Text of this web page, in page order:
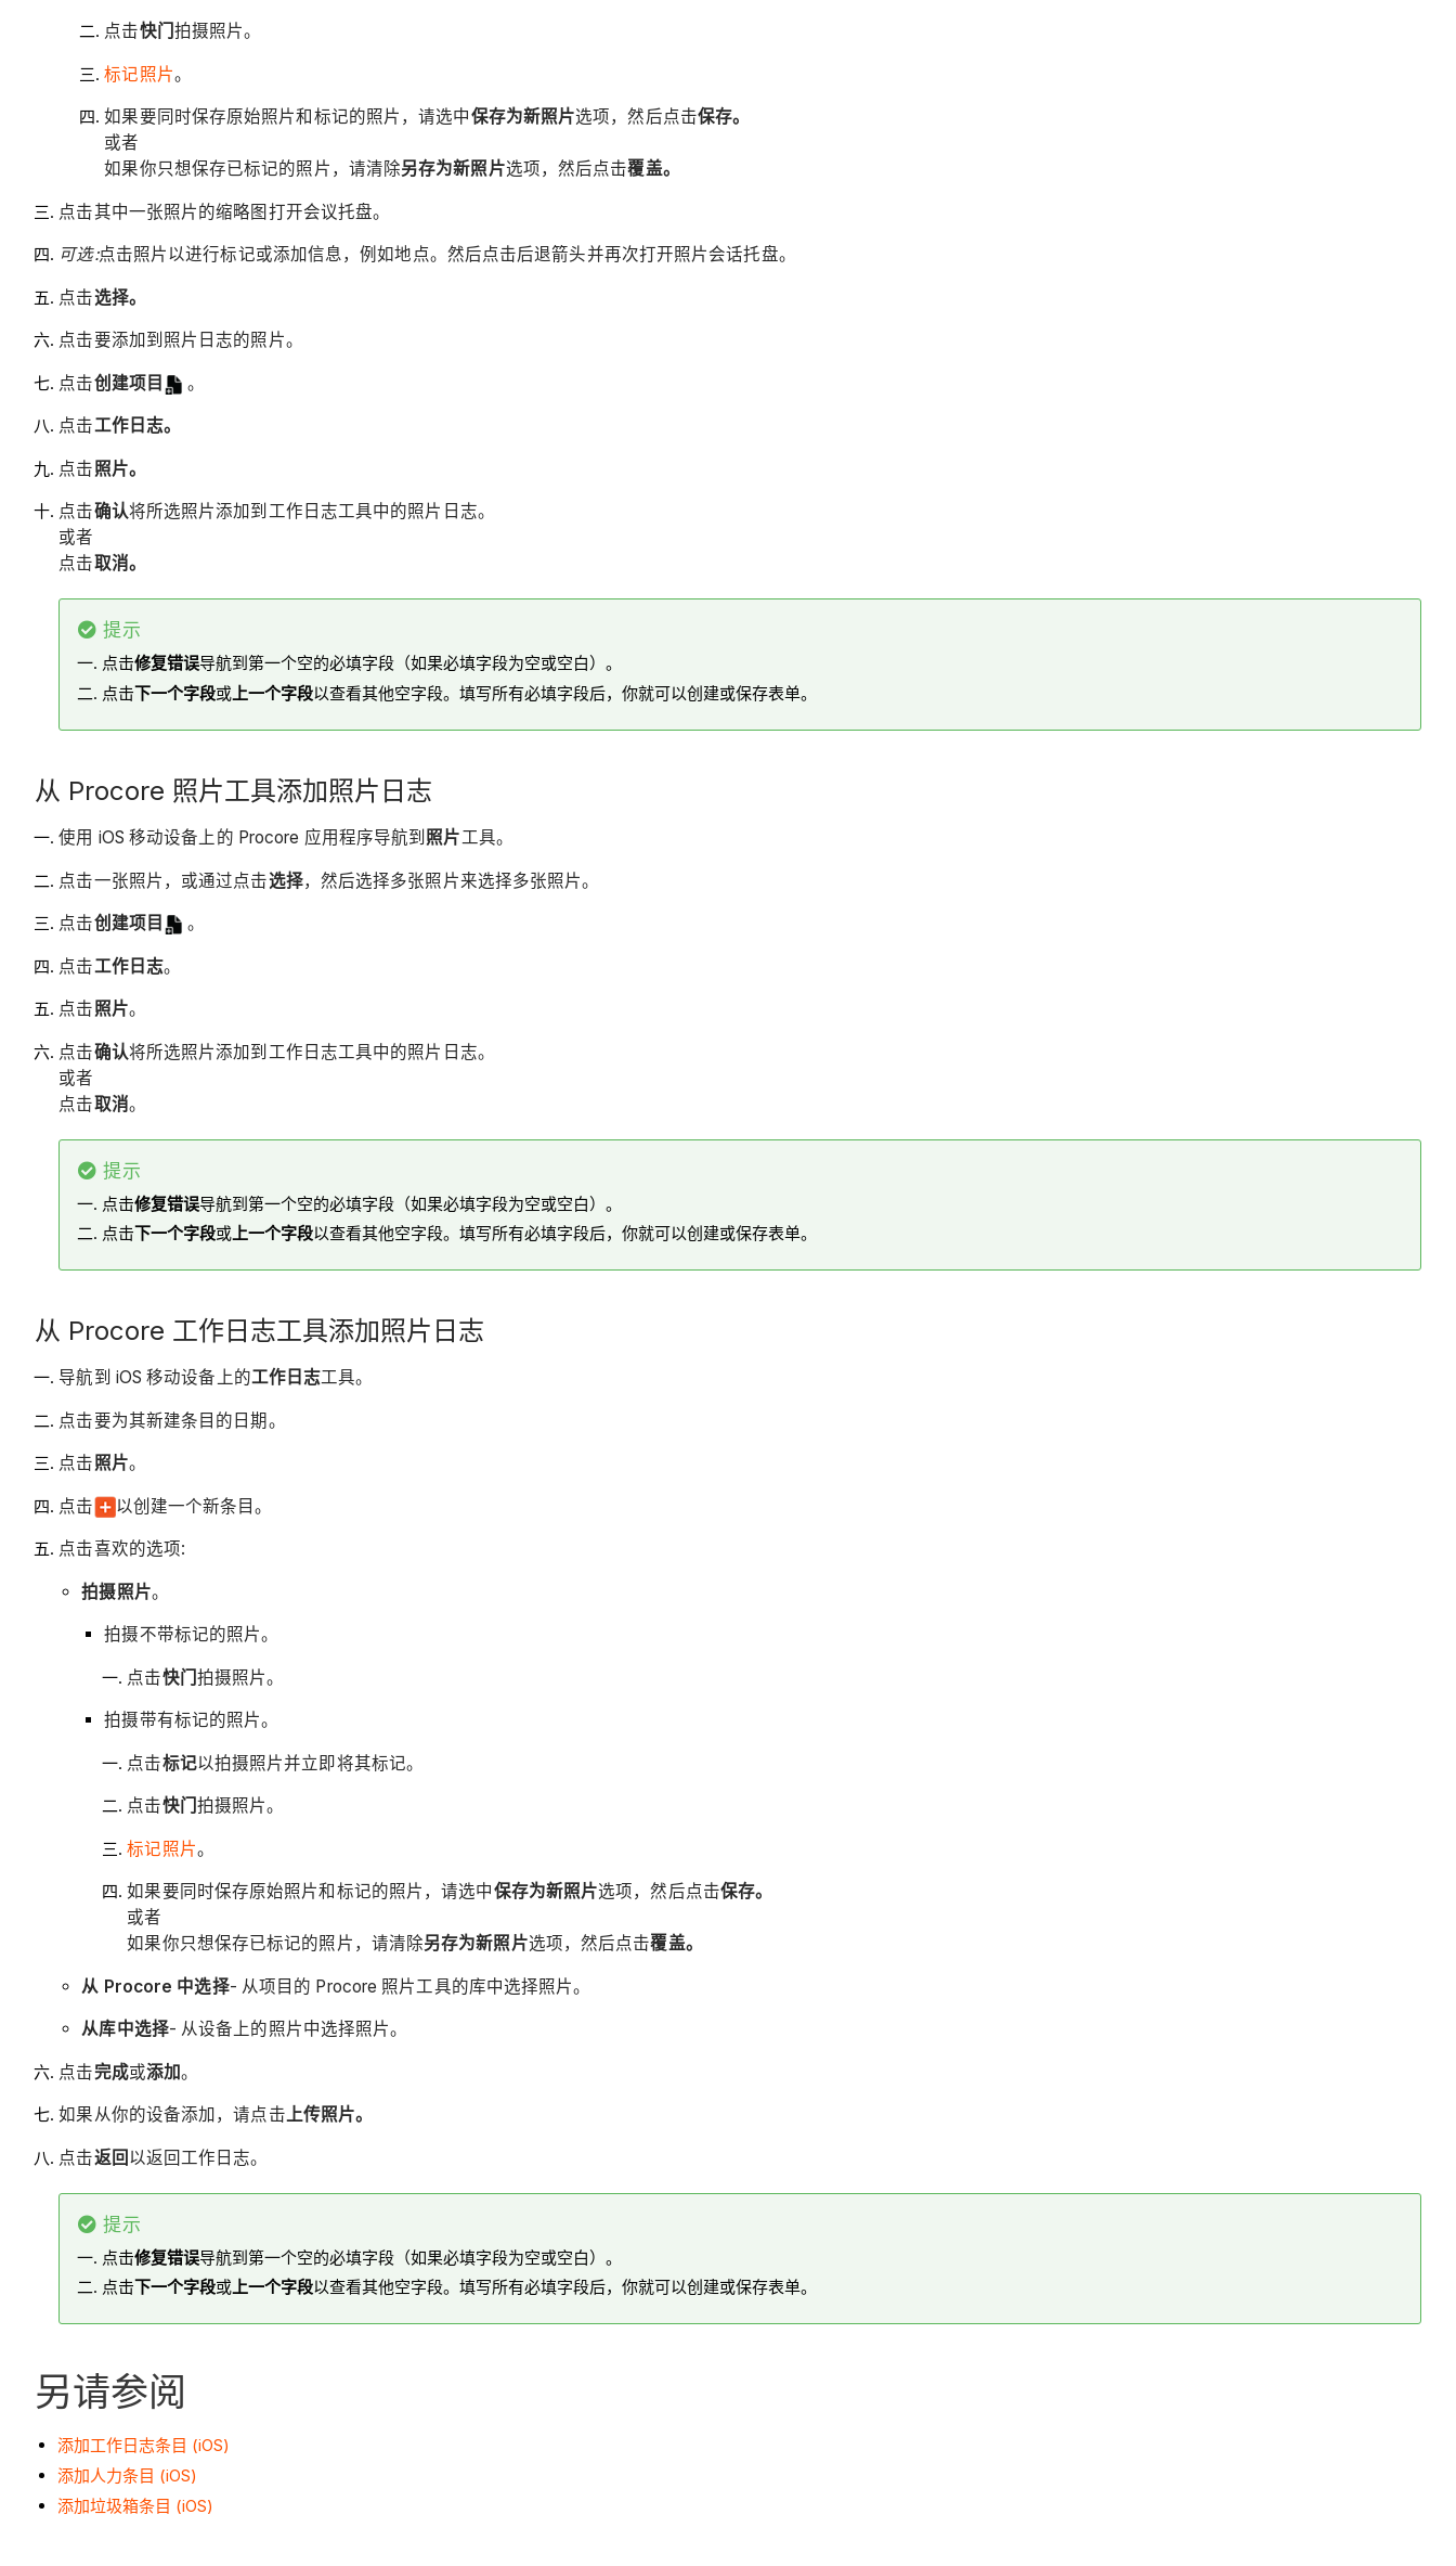
点击快门 拍摄照片。
标记照片。
如果要同时保存原始照片和标记的照片，请选中保存为新照片选项，然后点击保存。
或者
如果你只想保存已标记的照片，请清除另存为新照片选项，然后点击覆盖。
点击其中一张照片的缩略图打开会议托盘。
可选:点击照片以进行标记或添加信息，例如地点。然后点击后退箭头并再次打开照片会话托盘。
点击选择。
点击要添加到照片日志的照片。
点击创建项目 。
点击工作日志。
点击照片。
点击确认将所选照片添加到工作日志工具中的照片日志。
或者
点击取消。
提示
点击修复错误导航到第一个空的必填字段（如果必填字段为空或空白）。
点击下一个字段或上一个字段以查看其他空字段。填写所有必填字段后，你就可以创建或保存表单。
从 Procore 照片工具添加照片日志
使用 iOS 移动设备上的 Procore 应用程序导航到 照片工具。
点击一张照片，或通过点击选择，然后选择多张照片来选择多张照片。
点击创建项目 。
点击工作日志。
点击照片。
点击确认将所选照片添加到工作日志工具中的照片日志。
或者
点击取消。
提示
点击修复错误导航到第一个空的必填字段（如果必填字段为空或空白）。
点击下一个字段或上一个字段以查看其他空字段。填写所有必填字段后，你就可以创建或保存表单。
从 Procore 工作日志工具添加照片日志
导航到 iOS 移动设备上的工作日志工具。
点击要为其新建条目的日期。
点击照片。
点击 以创建一个新条目。
点击喜欢的选项:
拍摄照片。
拍摄不带标记的照片。
点击快门拍摄照片。
拍摄带有标记的照片。
点击标记以拍摄照片并立即将其标记。
点击快门拍摄照片。
标记照片。
如果要同时保存原始照片和标记的照片，请选中保存为新照片选项，然后点击保存。
或者
如果你只想保存已标记的照片，请清除另存为新照片选项，然后点击覆盖。
从 Procore 中选择- 从项目的 Procore 照片工具的库中选择照片。
从库中选择- 从设备上的照片中选择照片。
点击完成或添加。
如果从你的设备添加，请点击上传照片。
点击返回 以返回工作日志。
提示
点击修复错误导航到第一个空的必填字段（如果必填字段为空或空白）。
点击下一个字段或上一个字段以查看其他空字段。填写所有必填字段后，你就可以创建或保存表单。
另请参阅
添加工作日志条目 (iOS)
添加人力条目 (iOS)
添加垃圾箱条目 (iOS)